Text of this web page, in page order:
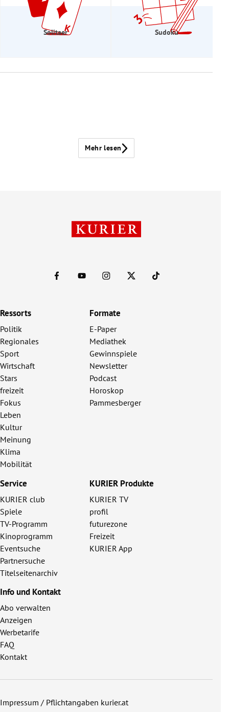
Solitaer Sudoku
Mehr lesen
Ressorts
Politik
Regionales
Sport
Wirtschaft
Stars
freizeit
Fokus
Leben
Kultur
Meinung
Klima
Mobilität
Formate
E-Paper
Mediathek
Gewinnspiele
Newsletter
Podcast
Horoskop
Pammesberger
Service
KURIER club
Spiele
TV-Programm
Kinoprogramm
Eventsuche
Partnersuche
Titelseitenarchiv
KURIER Produkte
KURIER TV
profil
futurezone
Freizeit
KURIER App
Info und Kontakt
Abo verwalten
Anzeigen
Werbetarife
FAQ
Kontakt
Impressum / Pflichtangaben kurier.at